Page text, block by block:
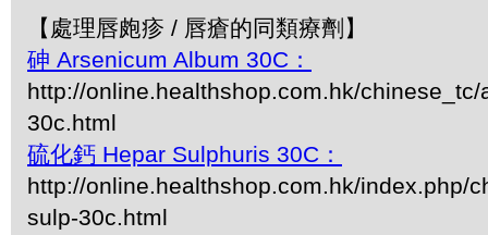
【處理唇皰疹 / 唇瘡的同類療劑】
砷 Arsenicum Album 30C：
http://online.healthshop.com.hk/
30c.html
硫化鈣 Hepar Sulphuris 30C：
http://online.healthshop.com.hk/index.php/
sulp-30c.html